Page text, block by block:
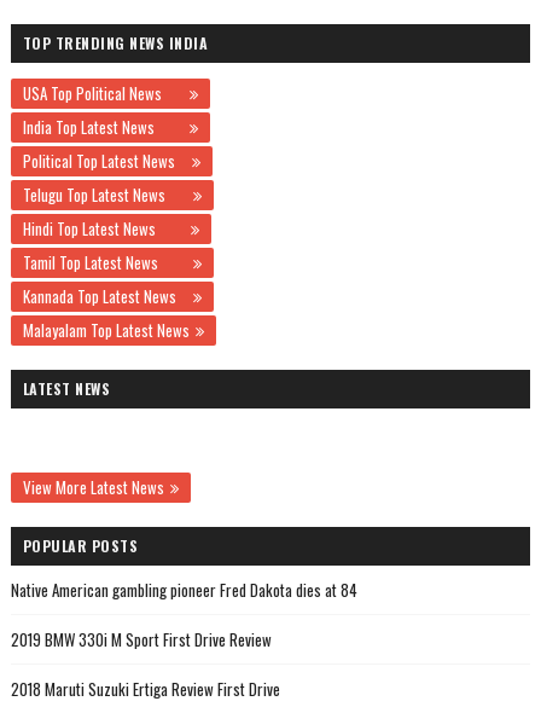
TOP TRENDING NEWS INDIA
USA Top Political News
India Top Latest News
Political Top Latest News
Telugu Top Latest News
Hindi Top Latest News
Tamil Top Latest News
Kannada Top Latest News
Malayalam Top Latest News
LATEST NEWS
View More Latest News
POPULAR POSTS
Native American gambling pioneer Fred Dakota dies at 84
2019 BMW 330i M Sport First Drive Review
2018 Maruti Suzuki Ertiga Review First Drive